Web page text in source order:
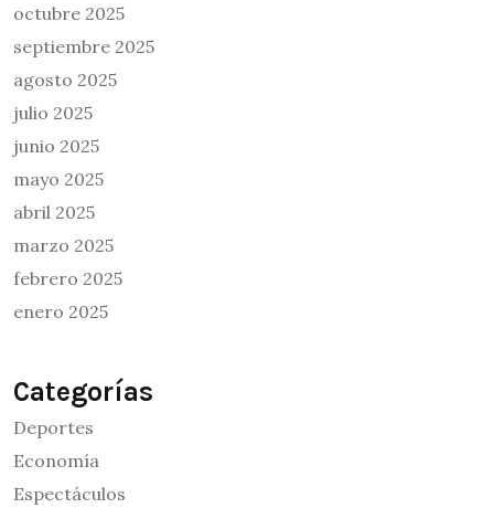
octubre 2025
septiembre 2025
agosto 2025
julio 2025
junio 2025
mayo 2025
abril 2025
marzo 2025
febrero 2025
enero 2025
Categorías
Deportes
Economía
Espectáculos